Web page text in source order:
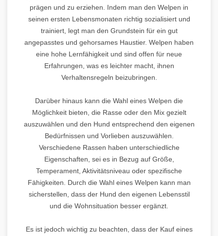
prägen und zu erziehen. Indem man den Welpen in
seinen ersten Lebensmonaten richtig sozialisiert und
trainiert, legt man den Grundstein für ein gut
angepasstes und gehorsames Haustier. Welpen haben
eine hohe Lernfähigkeit und sind offen für neue
Erfahrungen, was es leichter macht, ihnen
Verhaltensregeln beizubringen.
Darüber hinaus kann die Wahl eines Welpen die
Möglichkeit bieten, die Rasse oder den Mix gezielt
auszuwählen und den Hund entsprechend den eigenen
Bedürfnissen und Vorlieben auszuwählen.
Verschiedene Rassen haben unterschiedliche
Eigenschaften, sei es in Bezug auf Größe,
Temperament, Aktivitätsniveau oder spezifische
Fähigkeiten. Durch die Wahl eines Welpen kann man
sicherstellen, dass der Hund den eigenen Lebensstil
und die Wohnsituation besser ergänzt.
Es ist jedoch wichtig zu beachten, dass der Kauf eines